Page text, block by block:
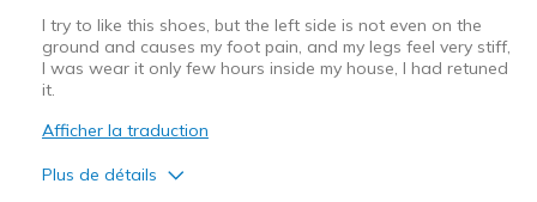
I try to like this shoes, but the left side is not even on the
ground and causes my foot pain, and my legs feel very stiff,
I was wear it only few hours inside my house, I had retuned
it.
Afficher la traduction
Plus de détails